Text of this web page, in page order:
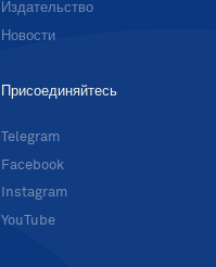
Издательство
Новости
Присоединяйтесь
Telegram
Facebook
Instagram
YouTube